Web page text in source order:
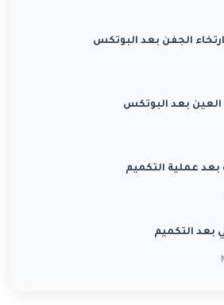
الجفن بعد البوتكس
العين بعد البوتكس
بعد عملية التكميم
بعد التكميم